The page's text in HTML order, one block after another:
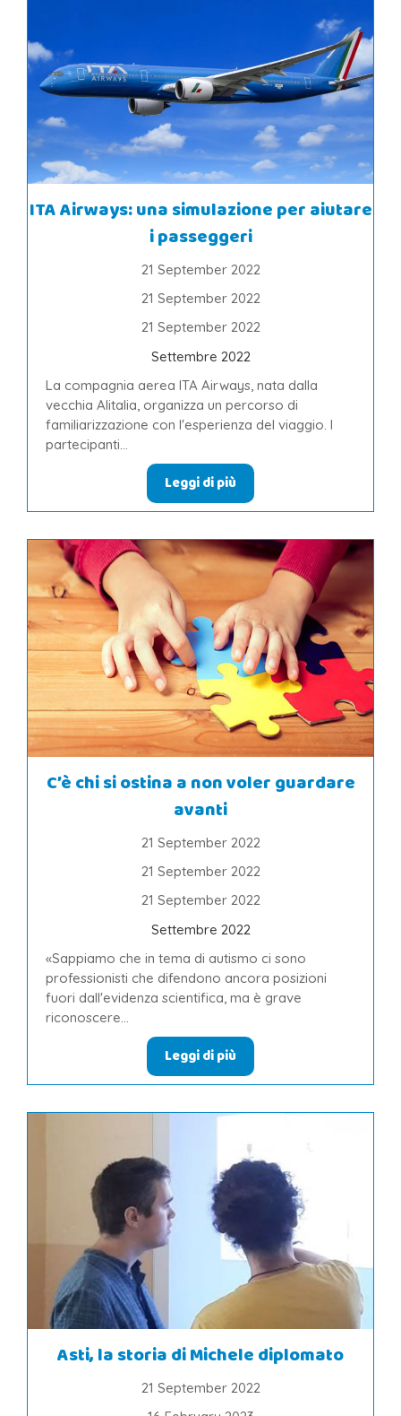
ITA Airways: una simulazione per aiutare
i passeggeri
21 September 2022
21 September 2022
21 September 2022
Settembre 2022
La compagnia aerea ITA Airways, nata dalla
vecchia Alitalia, organizza un percorso di
familiarizzazione con l'esperienza del viaggio. I
partecipanti...
Leggi di più
C’è chi si ostina a non voler guardare
avanti
21 September 2022
21 September 2022
21 September 2022
Settembre 2022
«Sappiamo che in tema di autismo ci sono
professionisti che difendono ancora posizioni
fuori dall'evidenza scientifica, ma è grave
riconoscere...
Leggi di più
Asti, la storia di Michele diplomato
21 September 2022